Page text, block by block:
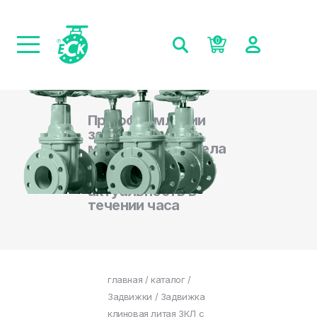
0
При оформлении
заказа на сайте,
менеджеры отдела
продаж
подтверждают
актуальность в
течении часа
главная / каталог/
Задвижки / Задвижка
клиновая литая ЗКЛ с